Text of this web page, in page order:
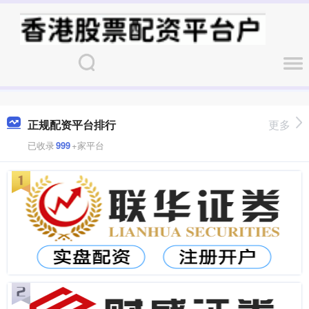
正规配资平台排行
已收录999+家平台
更多